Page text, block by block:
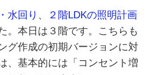
水回り 、
２階LDKの照明計画
。本日は３階です。こちらも
グ作成の初期バージョンに対
、基本的には「コンセント増